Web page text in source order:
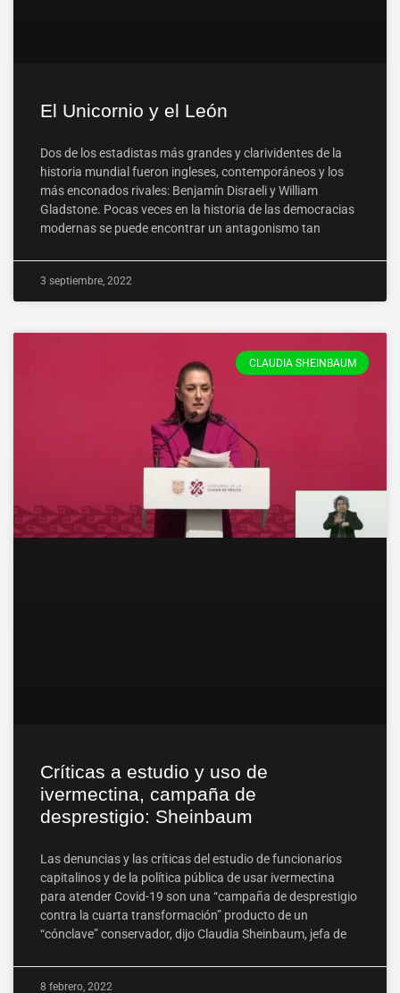
El Unicornio y el León
Dos de los estadistas más grandes y clarividentes de la
historia mundial fueron ingleses, contemporáneos y los
más enconados rivales: Benjamín Disraeli y William
Gladstone. Pocas veces en la historia de las democracias
modernas se puede encontrar un antagonismo tan
3 septiembre, 2022
CLAUDIA SHEINBAUM
Críticas a estudio y uso de
ivermectina, campaña de
desprestigio: Sheinbaum
Las denuncias y las críticas del estudio de funcionarios
capitalinos y de la política pública de usar ivermectina
para atender Covid-19 son una “campaña de desprestigio
contra la cuarta transformación” producto de un
“cónclave” conservador, dijo Claudia Sheinbaum, jefa de
8 febrero, 2022